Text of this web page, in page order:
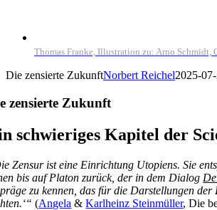
Thomas Franke, Illustration zu: Arno Schmidt,
Die zensierte ZukunftNorbert Reichel2025-
zensierte Zukunft
schwieriges Kapitel der
Zensur ist eine Einrichtung Utopiens. Sie
bis auf Platon zurück, der in dem Dialog
zu kennen, das für die Darstellungen
(Angela &Karlheinz Steinmüller, Die